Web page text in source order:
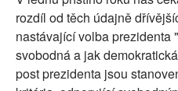
rozdíl od těch údajně
nastávající volba prezidenta
svobodná a jak
post prezidenta jsou